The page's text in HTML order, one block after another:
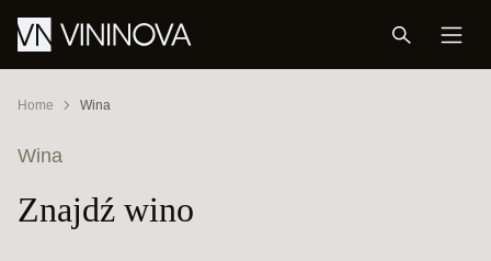
Home Wina
Wina
Znajdź wino